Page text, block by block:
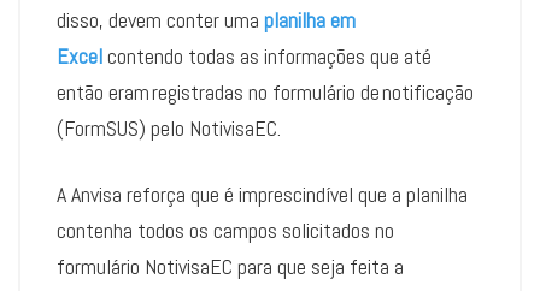
disso, devem conter uma planilha em
Excelcontendo todas as informações que até
então eram registradas no formulário de notificação
(FormSUS) pelo NotivisaEC.
A Anvisa reforça que é imprescindível que a planilha
contenha todos os campos solicitados no
formulário NotivisaEC para que seja feita a